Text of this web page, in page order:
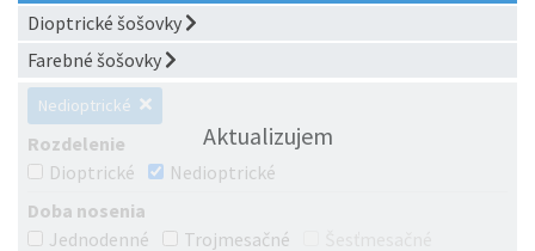
Dioptrické šošovky
Farebné šošovky
Nedioptrické
Rozdelenie
Dioptrické
Nedioptrické
Doba nosenia
Jednodenné
Trojmesačné
Aktualizujem